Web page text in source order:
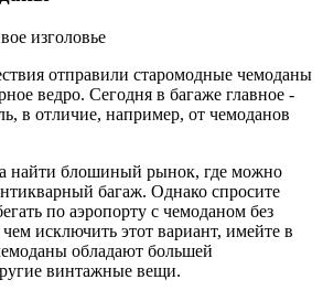
отправили старомодные чемоданы
ведро. Сегодня в багаже главное -
в отличие, например, от чемоданов
найти блошиный рынок, где можно
багаж. Однако спросите
по аэропорту с чемоданом без
исключить этот вариант, имейте в
обладают большей
винтажные вещи.